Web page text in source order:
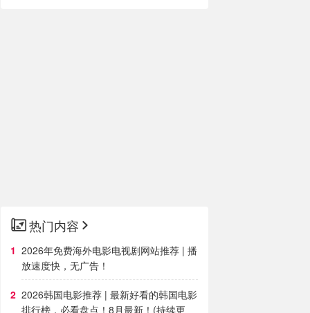
热门内容
2026年免费海外电影电视剧网站推荐 | 播
放速度快，无广告！
2026韩国电影推荐 | 最新好看的韩国电影
排行榜，必看盘点！8月最新！(持续更